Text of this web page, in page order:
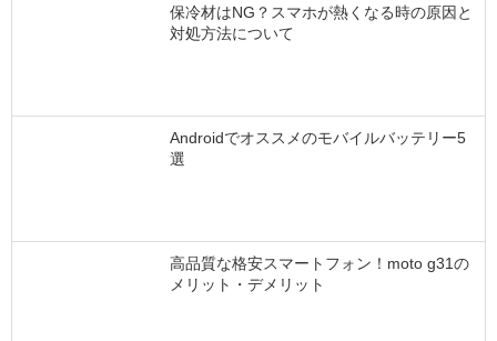
保冷材はNG？スマホが熱くなる時の原因と
対処方法について
Androidでオススメのモバイルバッテリー5
選
高品質な格安スマートフォン！moto g31の
メリット・デメリット